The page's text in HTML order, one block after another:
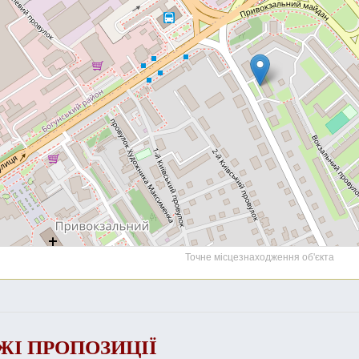
Точне місцезнаходження об'єкта
ПРОПОЗИЦІЇ